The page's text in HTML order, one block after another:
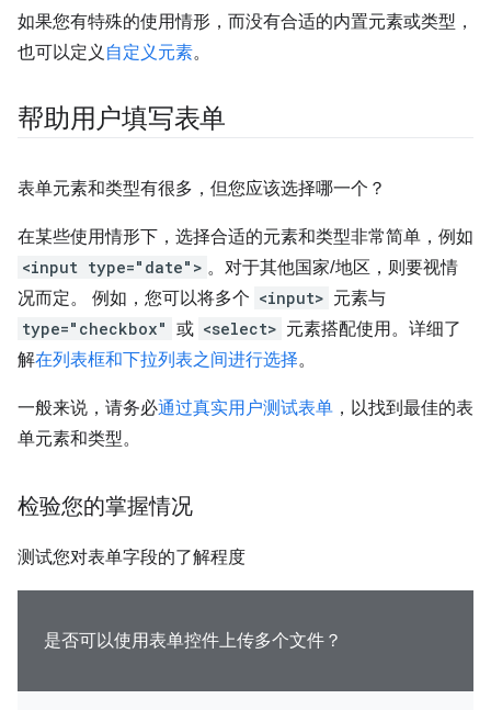
如果您有特殊的使用情形，而没有合适的内置元素或类型，
也可以定义自定义元素。
帮助用户填写表单
表单元素和类型有很多，但您应该选择哪一个？
在某些使用情形下，选择合适的元素和类型非常简单，例如
<input type="date"> 。对于其他国家/地区，则要视情
况而定。 例如，您可以将多个 <input> 元素与
type="checkbox" 或 <select> 元素搭配使用。详细了
解在列表框和下拉列表之间进行选择。
一般来说，请务必通过真实用户测试表单 ，以找到最佳的表
单元素和类型。
检验您的掌握情况
测试您对表单字段的了解程度
是否可以使用表单控件上传多个文件？